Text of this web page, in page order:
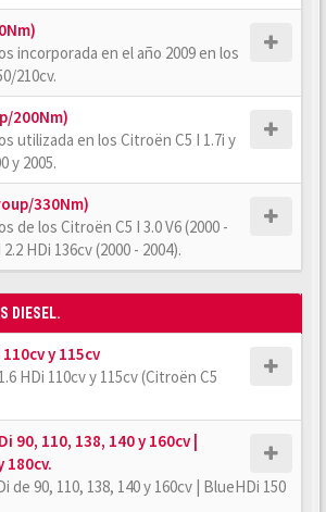
incorporada en el año 2009 en los
210cv.
200Nm)
utilizada en los Citroën C5 I 1.7i y
y 2005.
330Nm)
de los Citroën C5 I 3.0 V6 (2000 -
HDi 136cv (2000 - 2004).
DIESEL.
y 115cv
HDi 110cv y 115cv (Citroën C5
90, 110, 138, 140 y 160cv |
180cv.
de 90, 110, 138, 140 y 160cv | BlueHDi 150